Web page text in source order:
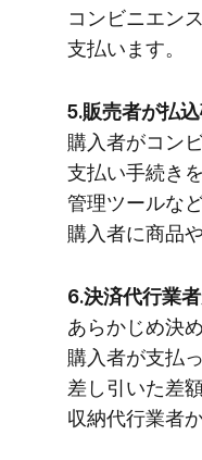
コンビニエン
支払います。
5.販売者が​払
購入者が​コン
支払い手続き
管理ツールな
購入者に​商品
6.決済代行業
あらかじめ決
購入者が​支払
差し引いた​差
収納代行業者